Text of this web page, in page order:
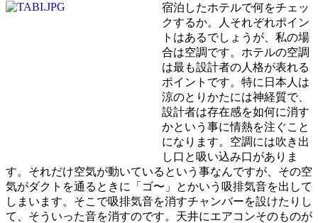
宿泊したホテルで何をチェッ
クするか。人それぞれポイン
トはあるでしょうが、私の場
合は空調です。ホテルの空調
は最も設計者の人格が表れる
ポイントです。特に日本人は
涼のとりかたには神経質で、
設計者は存在感を如何に消す
かという事に情熱を注ぐこと
になります。空調には吹き出
し口と吸い込み口がありま
す。それだけ空気が動いているという事なんですが、その空
気がダクトを通るときに「ゴ〜」とかいう吸排気音を出して
しまいます。そこで吸排気音を消すチャンバーを設けたりし
て、そういった音を消すのです。天井にエアコンそのものが